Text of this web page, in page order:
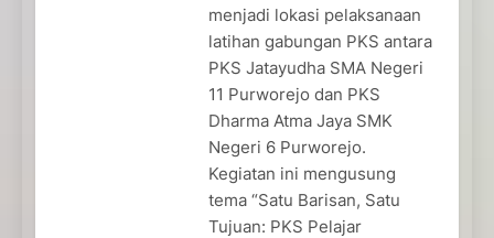
menjadi lokasi pelaksanaan
latihan gabungan PKS antara
PKS Jatayudha SMA Negeri
11 Purworejo dan PKS
Dharma Atma Jaya SMK
Negeri 6 Purworejo.
Kegiatan ini mengusung
tema “Satu Barisan, Satu
Tujuan: PKS Pelajar